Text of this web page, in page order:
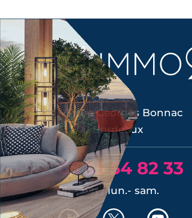
45, rue Georges Bonnac
33000 Bordeaux
05 35 54 82 33
9h - 19h / lun.- sam.